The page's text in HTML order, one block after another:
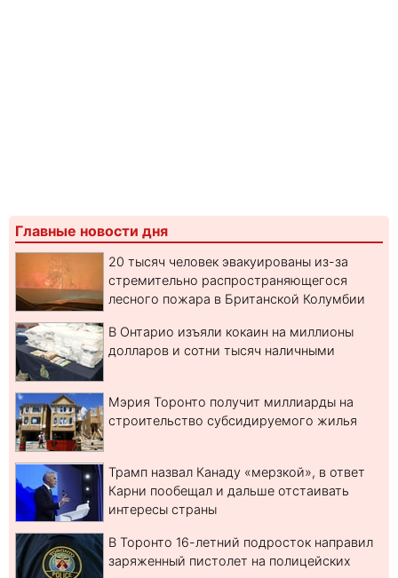
Главные новости дня
20 тысяч человек эвакуированы из-за
стремительно распространяющегося
лесного пожара в Британской Колумбии
В Онтарио изъяли кокаин на миллионы
долларов и сотни тысяч наличными
Мэрия Торонто получит миллиарды на
строительство субсидируемого жилья
Трамп назвал Канаду «мерзкой», в ответ
Карни пообещал и дальше отстаивать
интересы страны
В Торонто 16-летний подросток направил
заряженный пистолет на полицейских